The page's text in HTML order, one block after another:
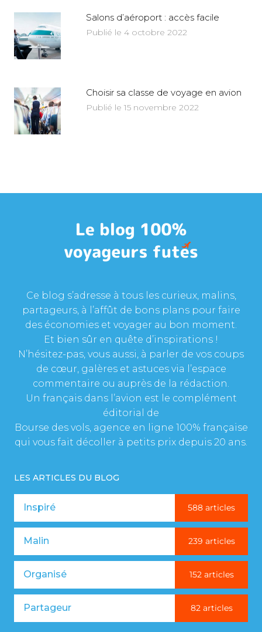
Salons d’aéroport : accès facile
Publié le 4 octobre 2022
Choisir sa classe de voyage en avion
Publié le 15 novembre 2022
Ce blog s’adresse à tous les curieux, malins,
partageurs, à l’affût de bons plans pour faire
des économies et voyager au bon moment.
Et bien sûr en quête d’inspirations !
N’hésitez-pas, vous aussi, à parler de vos coups
de cœur, galères et astuces via l’espace
commentaire ou auprès de la rédaction.
Un français dans l’avion est le complément
éditorial de
Bourse des vols, agence en ligne 100% française
qui vous fait décoller à petits prix depuis 20 ans.
LES ARTICLES DU BLOG
Inspiré 588 articles
Malin 239 articles
Organisé 152 articles
Partageur 82 articles